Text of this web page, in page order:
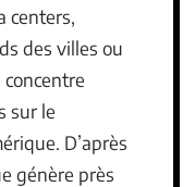
centers,
des villes ou
sur le
D’après
génère près